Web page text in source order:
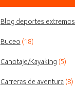
Blog deportes extremos
Buceo (18)
Canotaje/Kayaking (5)
Carreras de aventura (8)